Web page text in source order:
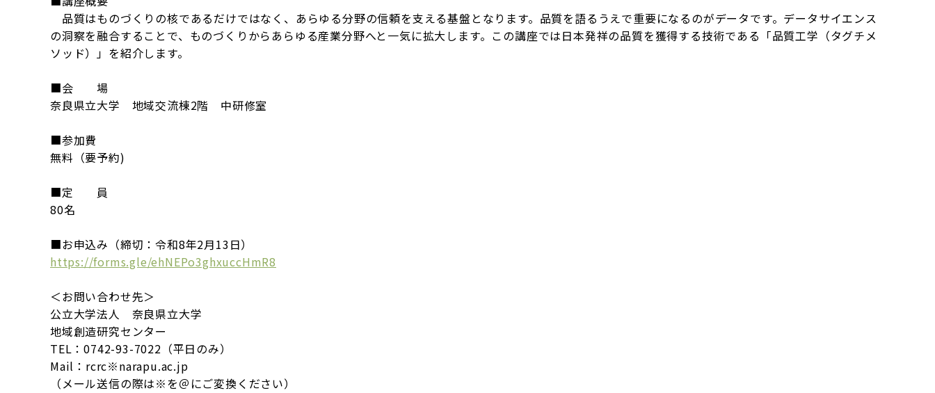
品質はものづくりの核であるだけではなく、あらゆる分野の信頼を支える基盤となります。品質を語るうえで重要になるのがデータです。データサイエンス
の洞察を融合することで、ものづくりからあらゆる産業分野へと一気に拡大します。この講座では日本発祥の品質を獲得する技術である「品質工学（タグチメ
ソッド）」を紹介します。
■会 場
奈良県立大学 地域交流棟2階 中研修室
■参加費
無料（要予約)
■定 員
80名
■お申込み（締切：令和8年2月13日）
https://forms.gle/ehNEPo3ghxuccHmR8
＜お問い合わせ先＞
公立大学法人 奈良県立大学
地域創造研究センター
TEL：0742-93-7022（平日のみ）
Mail：rcrc※narapu.ac.jp
（メール送信の際は※を＠にご変換ください）